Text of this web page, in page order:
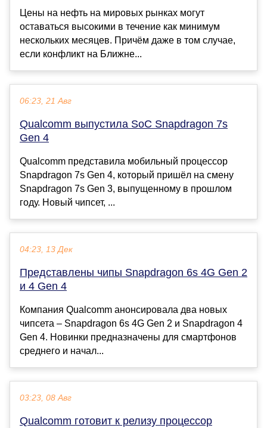
Цены на нефть на мировых рынках могут
оставаться высокими в течение как минимум
нескольких месяцев. Причём даже в том случае,
если конфликт на Ближне...
06:23, 21 Авг
Qualcomm выпустила SoC Snapdragon 7s
Gen 4
Qualcomm представила мобильный процессор
Snapdragon 7s Gen 4, который пришёл на смену
Snapdragon 7s Gen 3, выпущенному в прошлом
году. Новый чипсет, ...
04:23, 13 Дек
Представлены чипы Snapdragon 6s 4G Gen 2
и 4 Gen 4
Компания Qualcomm анонсировала два новых
чипсета – Snapdragon 6s 4G Gen 2 и Snapdragon 4
Gen 4. Новинки предназначены для смартфонов
среднего и начал...
03:23, 08 Авг
Qualcomm готовит к релизу процессор